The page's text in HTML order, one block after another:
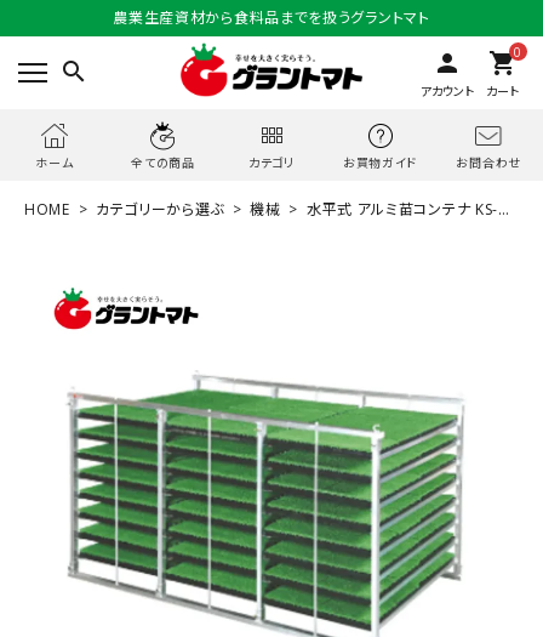
農業生産資材から食料品までを扱うグラントマト
search person
アカウント
0
shopping_cart
カート
ホーム 全ての商品 カテゴリ お買物ガイド お問合わせ
HOME カテゴリーから選ぶ 機械
水平式 アルミ苗コンテナ KS-96